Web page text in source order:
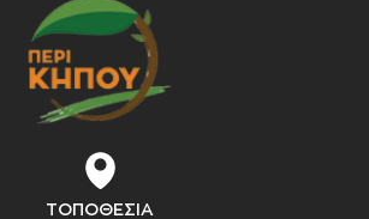
ΤΟΠΟΘΕΣΙΑ